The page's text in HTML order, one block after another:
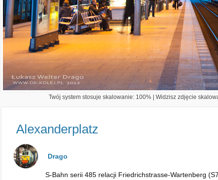
Twój system stosuje skalowanie: 100% | Widzisz zdjęcie
Alexanderplatz
Drago
S-Bahn serii 485 relacji Friedrichstrasse-Wartenberg